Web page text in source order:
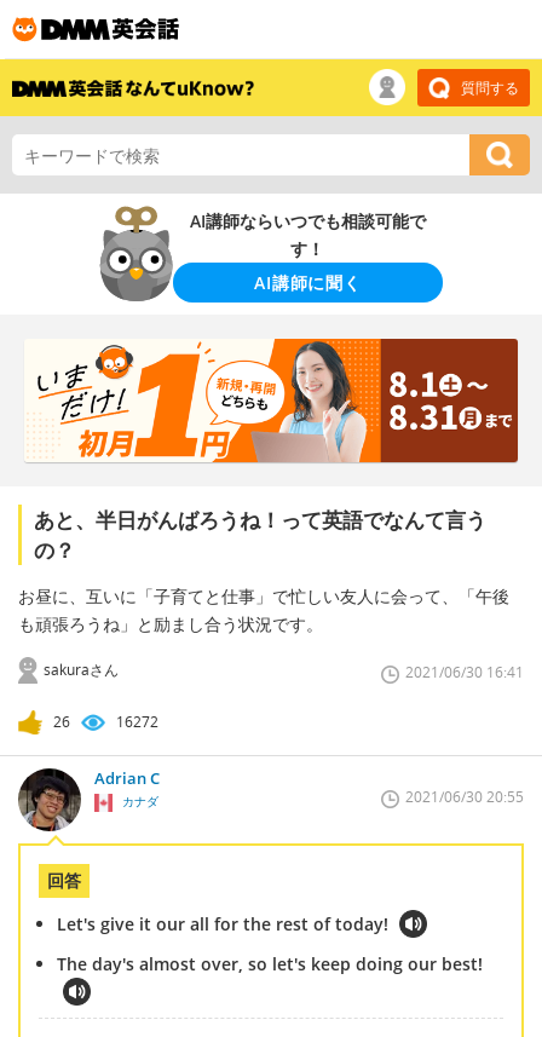
質問する
AI講師ならいつでも相談可能で
す！
AI講師に聞く
あと、半日がんばろうね！って英語でなんて言う
の？
お昼に、互いに「子育てと仕事」で忙しい友人に会って、「午後
も頑張ろうね」と励まし合う状況です。
sakuraさん 2021/06/30 16:41
26 16272
Adrian C
カナダ 2021/06/30 20:55
回答
Let's give it our all for the rest of today!
The day's almost over, so let's keep doing our best!